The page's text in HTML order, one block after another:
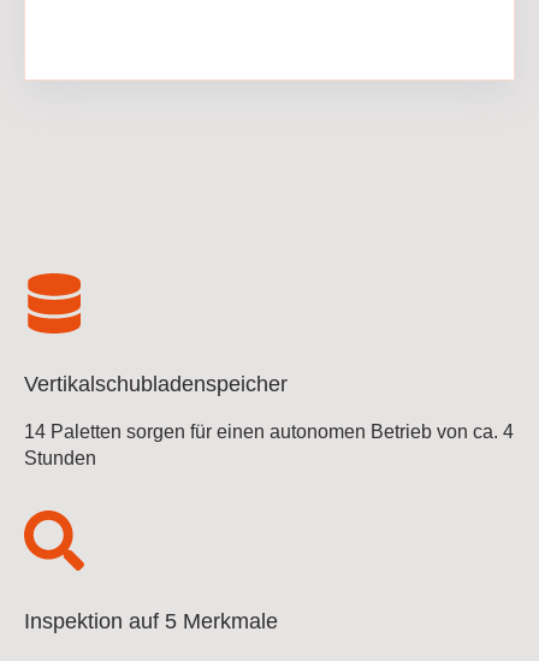
Vertikalschubladenspeicher
14 Paletten sorgen für einen autonomen Betrieb von ca. 4
Stunden
Inspektion auf 5 Merkmale